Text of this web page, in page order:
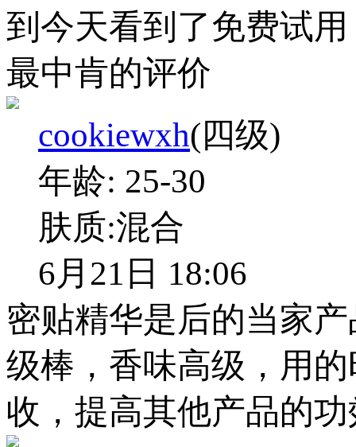
到今天看到了免费试
最中肯的评价
cookiewxh(四级)
年龄: 25-30
肤质:混合
6月21日 18:06
密贴精华是后的当家
级棒，香味高级，用
收，提高其他产品的功